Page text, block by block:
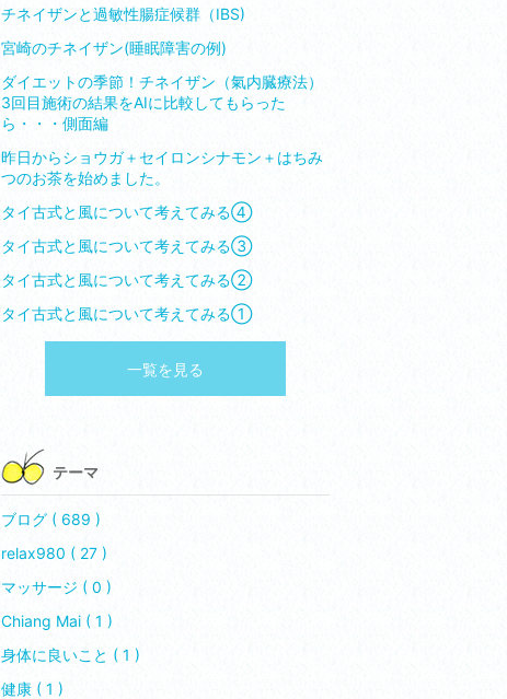
チネイザンと過敏性腸症候群（IBS)
宮崎のチネイザン(睡眠障害の例)
ダイエットの季節！チネイザン（氣内臓療法）
3回目施術の結果をAIに比較してもらった
ら・・・側面編
昨日からショウガ＋セイロンシナモン＋はちみ
つのお茶を始めました。
タイ古式と風について考えてみる④
タイ古式と風について考えてみる③
タイ古式と風について考えてみる②
タイ古式と風について考えてみる①
一覧を見る
テーマ
ブログ ( 689 )
relax980 ( 27 )
マッサージ ( 0 )
Chiang Mai ( 1 )
身体に良いこと ( 1 )
健康 ( 1 )